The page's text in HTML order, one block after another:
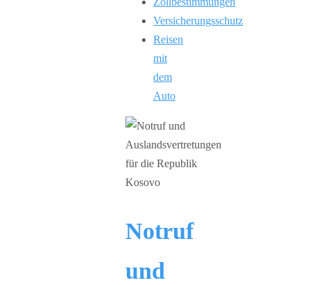
Versicherungsschutz
Reisen
mit
dem
Auto
Notruf
und